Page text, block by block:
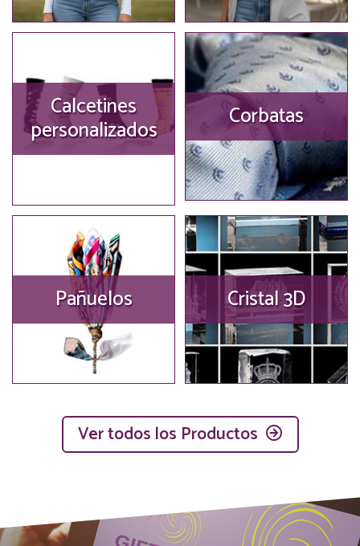
Calcetines
personalizados Corbatas
Pañuelos Cristal 3D
Ver todos los Productos